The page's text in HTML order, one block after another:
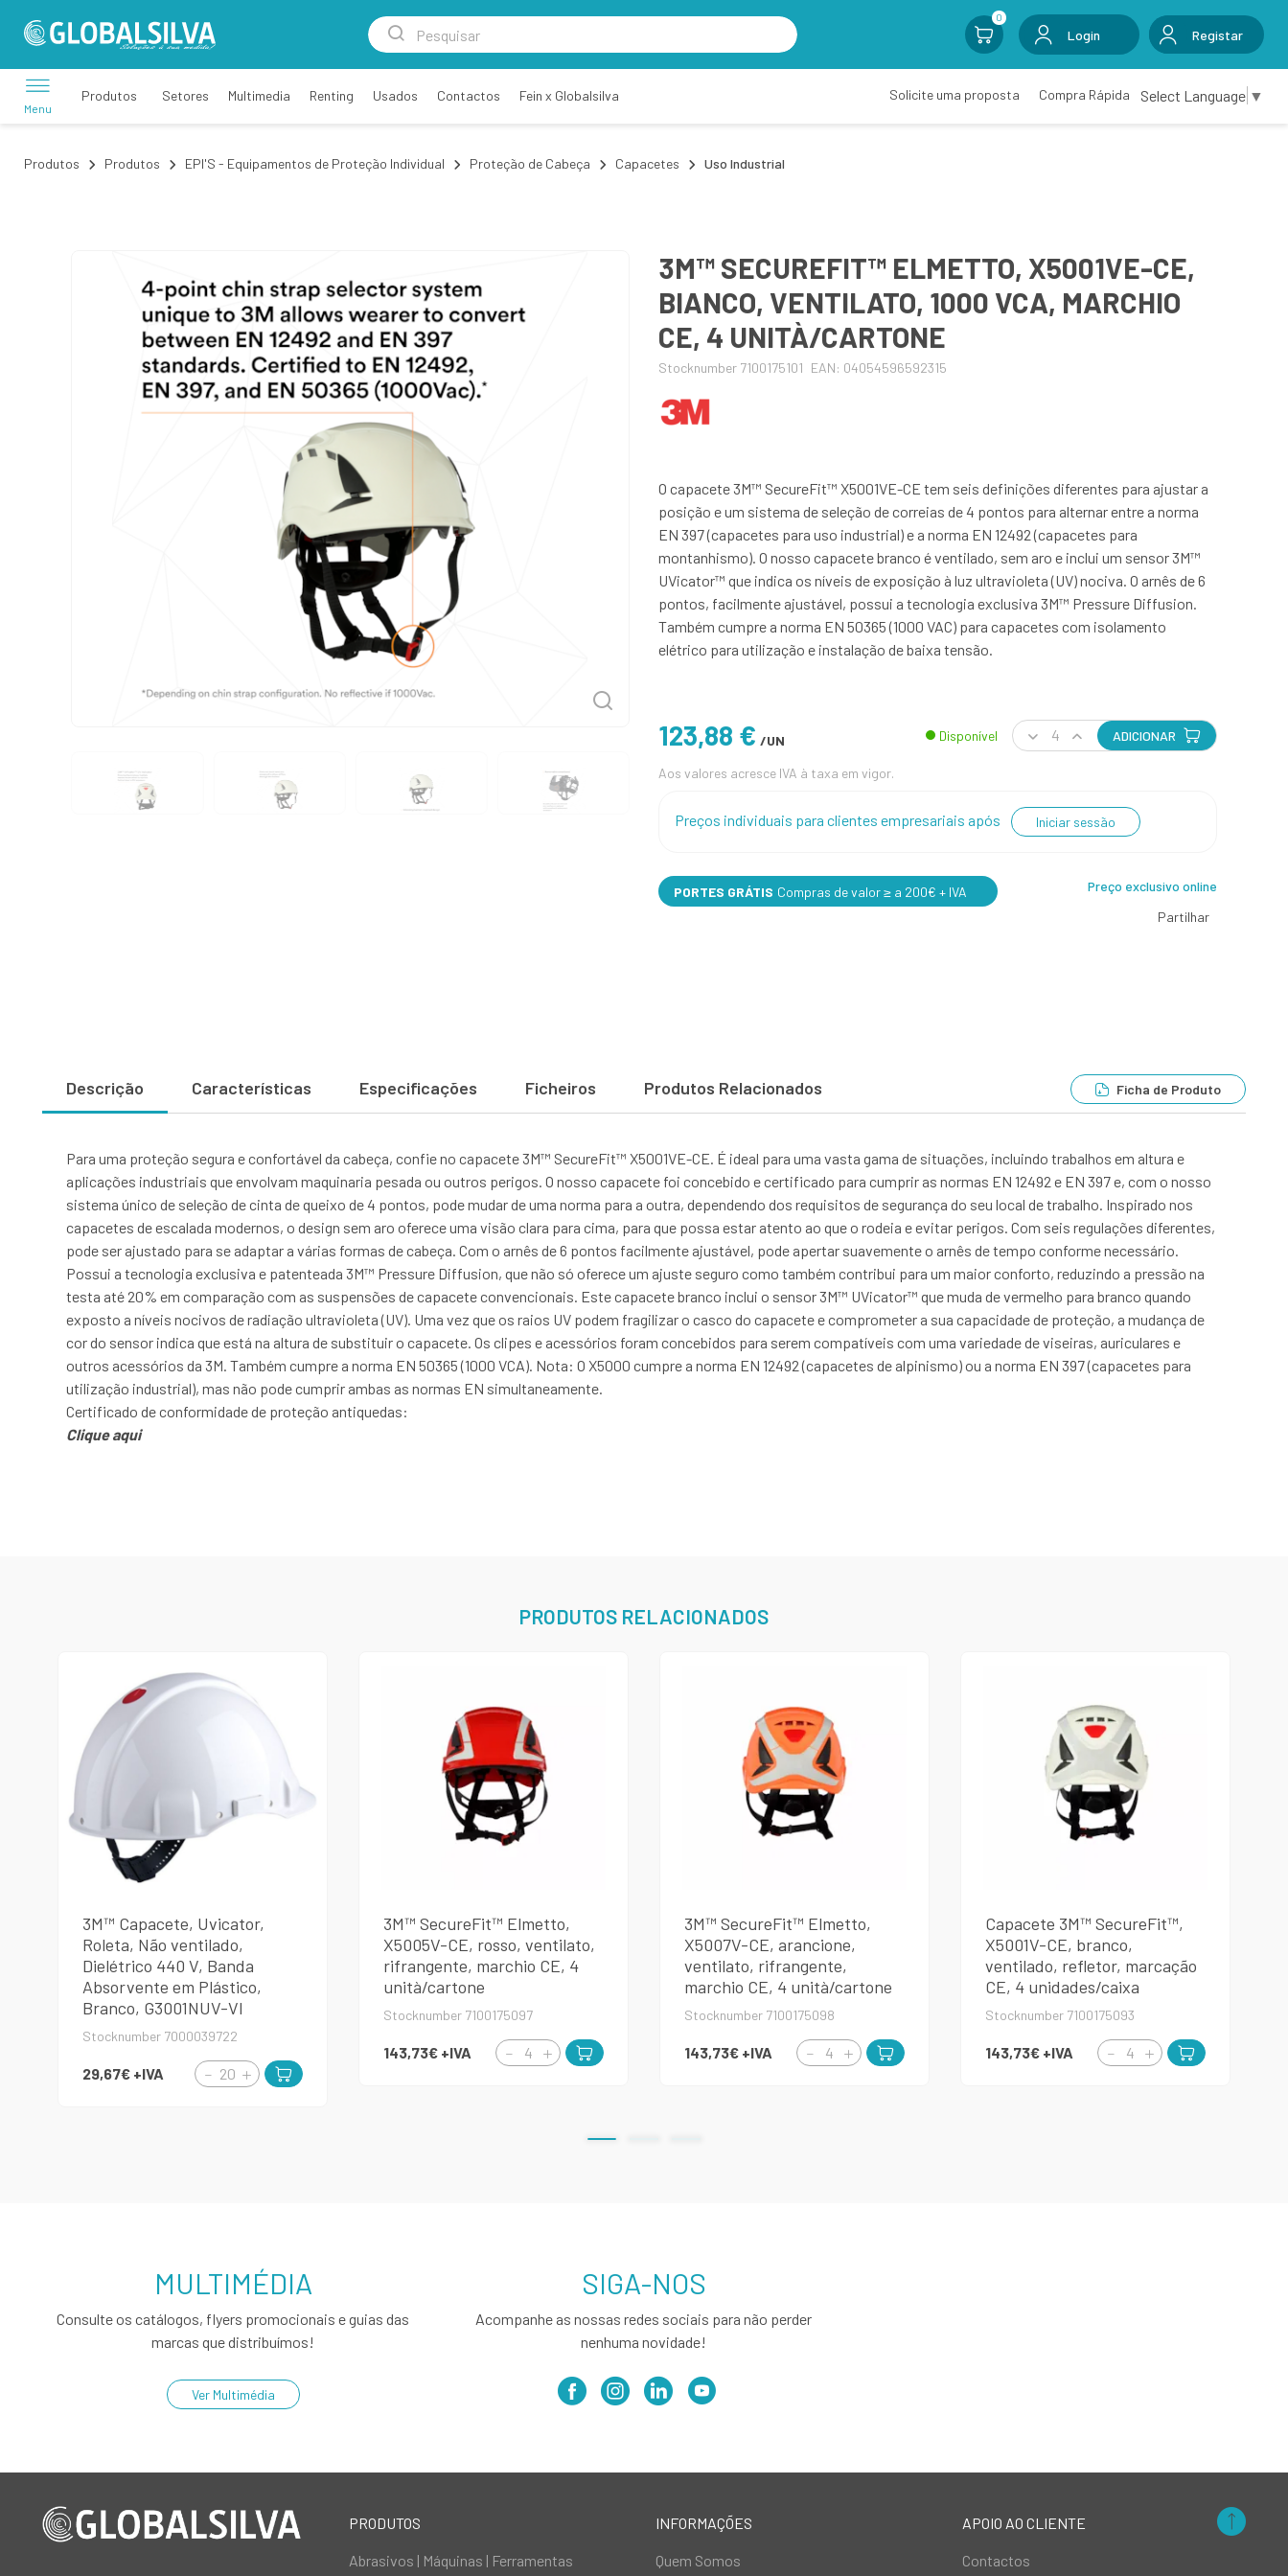
0
Login Registar
Menu
Produtos Setores Multimedia Renting Usados Contactos Fein x Globalsilva Solicite uma proposta Compra Rápida Select Language ▼
Produtos Produtos EPI'S - Equipamentos de Proteção Individual Proteção de Cabeça Capacetes Uso Industrial
3M™ SECUREFIT™ ELMETTO, X5001VE-CE,
BIANCO, VENTILATO, 1000 VCA, MARCHIO
CE, 4 UNITÀ/CARTONE
Stocknumber 7100175101 EAN: 04054596592315
O capacete 3M™ SecureFit™ X5001VE-CE tem seis definições diferentes para ajustar a
posição e um sistema de seleção de correias de 4 pontos para alternar entre a norma
EN 397 (capacetes para uso industrial) e a norma EN 12492 (capacetes para
montanhismo). O nosso capacete branco é ventilado, sem aro e inclui um sensor 3M™
UVicator™ que indica os níveis de exposição à luz ultravioleta (UV) nociva. O arnês de 6
pontos, facilmente ajustável, possui a tecnologia exclusiva 3M™ Pressure Diffusion.
Também cumpre a norma EN 50365 (1000 VAC) para capacetes com isolamento
elétrico para utilização e instalação de baixa tensão.
123,88 € /UN Disponível ADICIONAR
Aos valores acresce IVA à taxa em vigor.
Preços individuais para clientes empresariais após Iniciar sessão
PORTES GRÁTIS Compras de valor ≥ a 200€ + IVA
Preço exclusivo online
Partilhar
Descrição Características Especificações Ficheiros Produtos Relacionados Ficha de Produto
Para uma proteção segura e confortável da cabeça, confie no capacete 3M™ SecureFit™ X5001VE-CE. É ideal para uma vasta gama de situações, incluindo trabalhos em altura e
aplicações industriais que envolvam maquinaria pesada ou outros perigos. O nosso capacete foi concebido e certificado para cumprir as normas EN 12492 e EN 397 e, com o nosso
sistema único de seleção de cinta de queixo de 4 pontos, pode mudar de uma norma para a outra, dependendo dos requisitos de segurança do seu local de trabalho. Inspirado nos
capacetes de escalada modernos, o design sem aro oferece uma visão clara para cima, para que possa estar atento ao que o rodeia e evitar perigos. Com seis regulações diferentes,
pode ser ajustado para se adaptar a várias formas de cabeça. Com o arnês de 6 pontos facilmente ajustável, pode apertar suavemente o arnês de tempo conforme necessário.
Possui a tecnologia exclusiva e patenteada 3M™ Pressure Diffusion, que não só oferece um ajuste seguro como também contribui para um maior conforto, reduzindo a pressão na
testa até 20% em comparação com as suspensões de capacete convencionais. Este capacete branco inclui o sensor 3M™ UVicator™ que muda de vermelho para branco quando
exposto a níveis nocivos de radiação ultravioleta (UV). Uma vez que os raios UV podem fragilizar o casco do capacete e comprometer a sua capacidade de proteção, a mudança de
cor do sensor indica que está na altura de substituir o capacete. Os clipes e acessórios foram concebidos para serem compatíveis com uma variedade de viseiras, auriculares e
outros acessórios da 3M. Também cumpre a norma EN 50365 (1000 VCA). Nota: O X5000 cumpre a norma EN 12492 (capacetes de alpinismo) ou a norma EN 397 (capacetes para
utilização industrial), mas não pode cumprir ambas as normas EN simultaneamente.
Certificado de conformidade de proteção antiquedas:
Clique aqui
PRODUTOS RELACIONADOS
3M™ Capacete, Uvicator,
Roleta, Não ventilado,
Dielétrico 440 V, Banda
Absorvente em Plástico,
Branco, G3001NUV-VI
Stocknumber 7000039722
29,67€ +IVA
3M™ SecureFit™ Elmetto,
X5005V-CE, rosso, ventilato,
rifrangente, marchio CE, 4
unità/cartone
Stocknumber 7100175097
143,73€ +IVA
3M™ SecureFit™ Elmetto,
X5007V-CE, arancione,
ventilato, rifrangente,
marchio CE, 4 unità/cartone
Stocknumber 7100175098
143,73€ +IVA
Capacete 3M™ SecureFit™,
X5001V-CE, branco,
ventilado, refletor, marcação
CE, 4 unidades/caixa
Stocknumber 7100175093
143,73€ +IVA
MULTIMÉDIA
Consulte os catálogos, flyers promocionais e guias das
marcas que distribuímos!
Ver Multimédia
SIGA-NOS
Acompanhe as nossas redes sociais para não perder
nenhuma novidade!
PRODUTOS
Abrasivos | Máquinas | Ferramentas
INFORMAÇÕES
Quem Somos
APOIO AO CLIENTE
Contactos